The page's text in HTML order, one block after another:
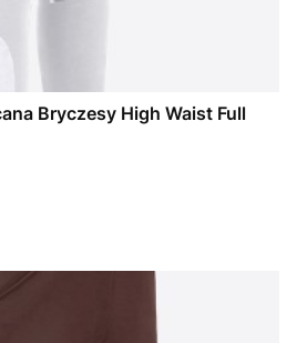
Bryczesy High Waist Full